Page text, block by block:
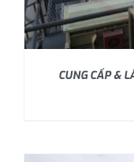
CUNG CẤP &